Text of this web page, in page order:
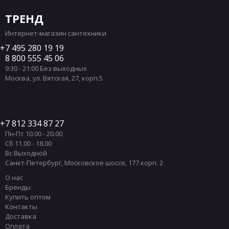
ТРЕНД
Интернет-магазин сантехники
7 495 280 19 19
8 800 555 45 06
9:30 - 21:00 Без выходных
Москва,ул. Вятская, 27, корп.5
7 812 334 87 27
Пн-Пт 10.00 - 20.00
Сб 11.00 - 18.00
Вс Выходной
Санкт-Петербург, Московское шоссе, 177 корп. 2
О нас
Бренды
Купить оптом
Контакты
Доставка
Оплата